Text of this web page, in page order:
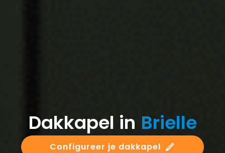
Dakkapel in Brielle
Configureer je dakkapel